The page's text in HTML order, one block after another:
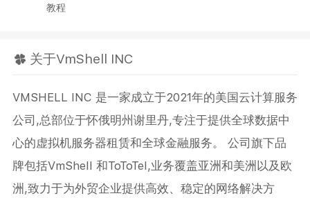
教程
关于VmShell INC
VMSHELL INC 是一家成立于2021年的美国云计算服务
公司,总部位于怀俄明州谢里丹,专注于提供全球数据中
心的虚拟机服务器租赁和全球金融服务。 公司旗下品
牌包括VmShell 和ToToTel,业务覆盖亚洲和美洲以及欧
洲,致力于为外贸企业提供高效、稳定的网络解决方